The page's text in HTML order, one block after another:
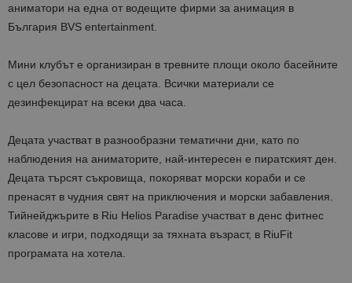
аниматори на една от водещите фирми за анимация в
България BVS entertainment.
Мини клубът е организиран в тревните площи около басейните
с цел безопасност на децата. Всички материали се
дезинфекцират на всеки два часа.
Децата участват в разнообразни тематични дни, като по
наблюдения на аниматорите, най-интересен е пиратският ден.
Децата търсят съкровища, покоряват морски кораби и се
пренасят в чудния свят на приключения и морски забавления.
Тийнейджърите в Riu Helios Paradise участват в денс фитнес
класове и игри, подходящи за тяхната възраст, в RiuFit
програмата на хотела.